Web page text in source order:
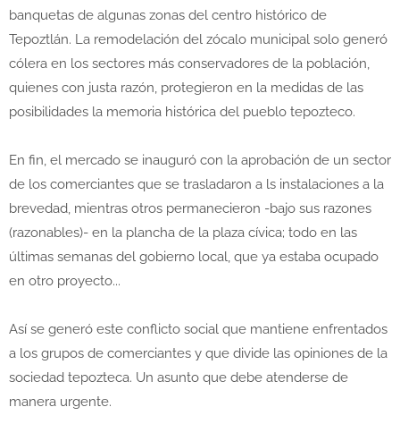
banquetas de algunas zonas del centro histórico de
Tepoztlán. La remodelación del zócalo municipal solo generó
cólera en los sectores más conservadores de la población,
quienes con justa razón, protegieron en la medidas de las
posibilidades la memoria histórica del pueblo tepozteco.
En fin, el mercado se inauguró con la aprobación de un sector
de los comerciantes que se trasladaron a ls instalaciones a la
brevedad, mientras otros permanecieron -bajo sus razones
(razonables)- en la plancha de la plaza cívica; todo en las
últimas semanas del gobierno local, que ya estaba ocupado
en otro proyecto...
Así se generó este conflicto social que mantiene enfrentados
a los grupos de comerciantes y que divide las opiniones de la
sociedad tepozteca. Un asunto que debe atenderse de
manera urgente.